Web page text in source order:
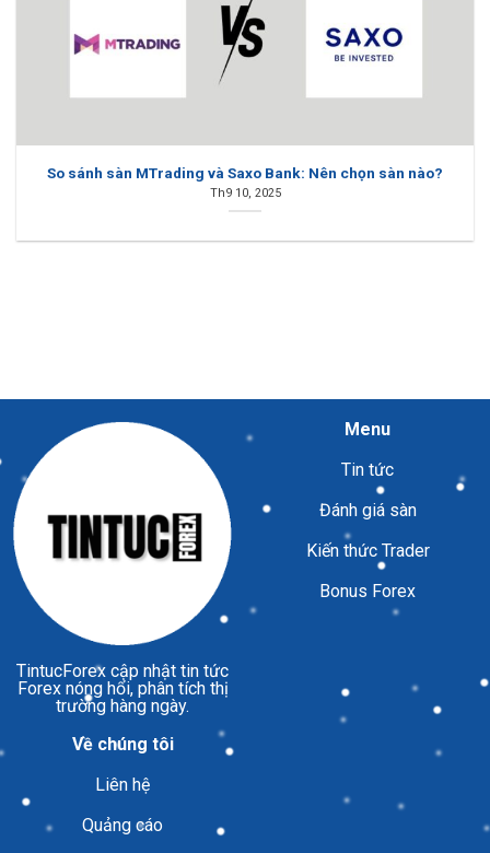
So sánh sàn MTrading và Saxo Bank: Nên chọn sàn nào?
Th9 10, 2025
TintucForex cập nhật tin tức
Forex nóng hổi, phân tích thị
trường hàng ngày.
Menu
Tin tức
Đánh giá sàn
Kiến thức Trader
Bonus Forex
Về chúng tôi
Liên hệ
Quảng cáo